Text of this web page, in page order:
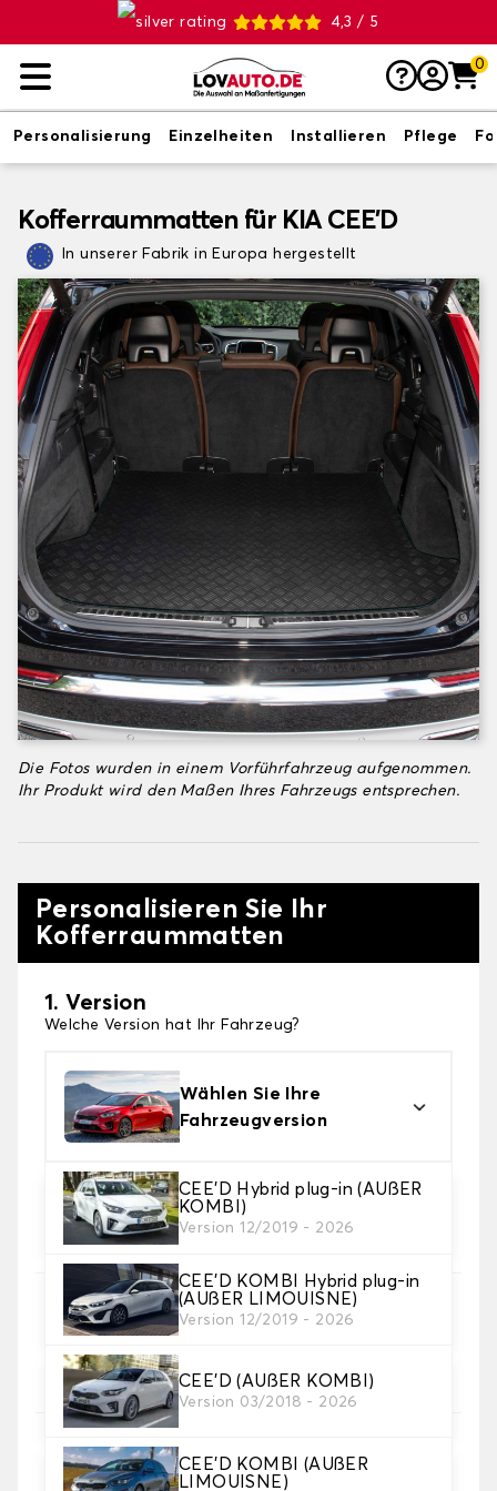
4,3 / 5
0
Personalisierung Einzelheiten Installieren Pflege
Kofferraummatten für KIA CEE'D
In unserer Fabrik in Europa hergestellt
Die Fotos wurden in einem Vorführfahrzeug aufgenommen.
Ihr Produkt wird den Maßen Ihres Fahrzeugs entsprechen.
Personalisieren Sie Ihr
Kofferraummatten
1. Version
Welche Version hat Ihr Fahrzeug?
Wählen Sie Ihre
Fahrzeugversion
CEE'D Hybrid plug-in (AUßER
KOMBI)
Version 12/2019 - 2026
CEE'D KOMBI Hybrid plug-in
(AUßER LIMOUISNE)
Version 12/2019 - 2026
CEE'D (AUßER KOMBI)
Version 03/2018 - 2026
CEE'D KOMBI (AUßER
LIMOUISNE)
2. Material
Wählen Sie das Material Ihrer Kofferraummatte
3. Teppichfarbe
Wählen Sie die Farbe Ihres Teppichs des
Kofferraums.
4. Material der Borte.
Wählen Sie das Material der Borte.